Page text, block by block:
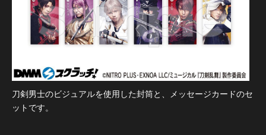
刀剣男士のビジュアルを使用した封筒と、メッセージカードのセ
ットです。